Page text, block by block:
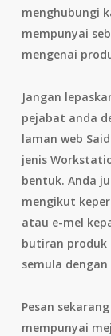
menghubungi
mempunyai
mengenai
Jangan
pejabat anda
laman web
jenis
bentuk. Anda
mengikut
atau e-mel
butiran produk
semula
Pesan
mempunyai